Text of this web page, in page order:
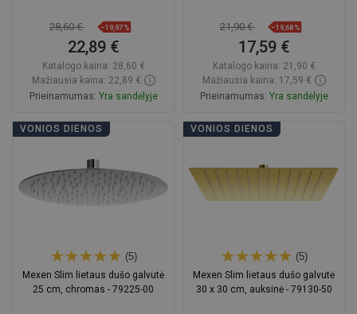
28,60 € −19,97%
22,89 €
Katalogo kaina: 28,60 €
Mažiausia kaina: 22,89 €
Prieinamumas: Yra sandėlyje
Į krepšelį
21,90 € −19,68%
17,59 €
Katalogo kaina: 21,90 €
Mažiausia kaina: 17,59 €
Prieinamumas: Yra sandėlyje
Į krepšelį
VONIOS DIENOS
(5)
Mexen Slim lietaus dušo galvutė
25 cm, chromas - 79225-00
VONIOS DIENOS
(5)
Mexen Slim lietaus dušo galvutė
30 x 30 cm, auksinė - 79130-50